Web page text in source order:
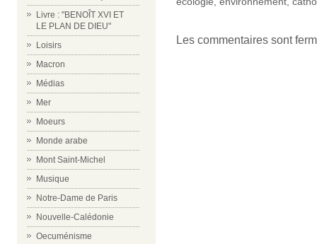
Livre : "BENOÎT XVI ET
LE PLAN DE DIEU"
Loisirs
Macron
Médias
Mer
Moeurs
Monde arabe
Mont Saint-Michel
Musique
Notre-Dame de Paris
Nouvelle-Calédonie
Oecuménisme
Les commentaires sont